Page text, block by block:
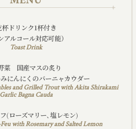
杯ドリンク1杯付き
アルコール対応可能）
Toast Drink
菜 国産マスの炙り
にんにくのバーニャカウダー
and Grilled Trout with Akita Shirakami
Garlic Bagna Cauda
(ローズマリー､塩レモン)
with Rosemary and Salted Lemon